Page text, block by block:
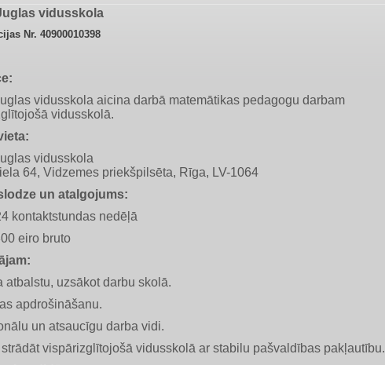
vidusskola
Nr. 40900010398
vidusskola aicina darbā matemātikas pedagogu darbam
vidusskolā.
vidusskola
64, Vidzemes priekšpilsēta, Rīga, LV-1064
un atalgojums:
kontaktstundas nedēļā
eiro bruto
atbalstu, uzsākot darbu skolā.
apdrošināšanu.
un atsaucīgu darba vidi.
strādāt vispārizglītojošā vidusskolā ar stabilu pašvaldības pakļautību.